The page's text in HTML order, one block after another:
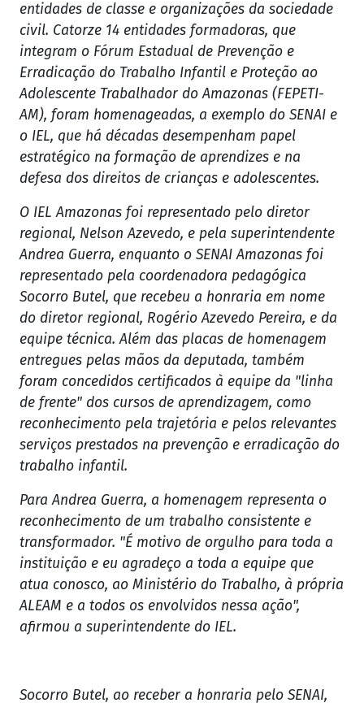
entidades de classe e organizações da sociedade
civil. Catorze 14 entidades formadoras, que
integram o Fórum Estadual de Prevenção e
Erradicação do Trabalho Infantil e Proteção ao
Adolescente Trabalhador do Amazonas (FEPETI-
AM), foram homenageadas, a exemplo do SENAI e
o IEL, que há décadas desempenham papel
estratégico na formação de aprendizes e na
defesa dos direitos de crianças e adolescentes.
O IEL Amazonas foi representado pelo diretor
regional, Nelson Azevedo, e pela superintendente
Andrea Guerra, enquanto o SENAI Amazonas foi
representado pela coordenadora pedagógica
Socorro Butel, que recebeu a honraria em nome
do diretor regional, Rogério Azevedo Pereira, e da
equipe técnica. Além das placas de homenagem
entregues pelas mãos da deputada, também
foram concedidos certificados à equipe da "linha
de frente" dos cursos de aprendizagem, como
reconhecimento pela trajetória e pelos relevantes
serviços prestados na prevenção e erradicação do
trabalho infantil.
Para Andrea Guerra, a homenagem representa o
reconhecimento de um trabalho consistente e
transformador. "É motivo de orgulho para toda a
instituição e eu agradeço a toda a equipe que
atua conosco, ao Ministério do Trabalho, à própria
ALEAM e a todos os envolvidos nessa ação",
afirmou a superintendente do IEL.
Socorro Butel, ao receber a honraria pelo SENAI,